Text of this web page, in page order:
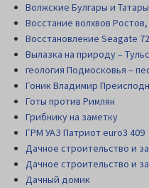
Волжские Булгары и Татары
Восстание волхвов
Восстановление Seagate
Вылазка на природу –
геология Подмосковья –
Гоник Владимир
Готы против Римлян
Грибнику на заметку
ГРМ УАЗ Патриот euro3 409
Дачное строительство и
Дачное строительство и
Дачный домик